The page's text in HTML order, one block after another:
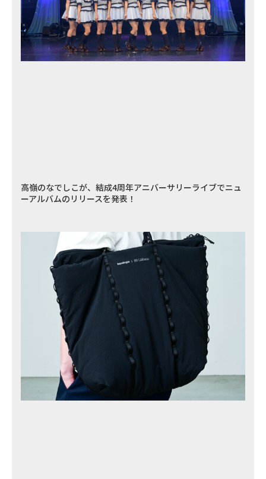
高嶺のなでしこが、結成4周年アニバーサリーライブでニュ
ーアルバムのリリースを発表！